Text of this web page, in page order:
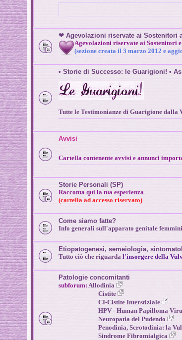
❤ Agevolazioni riservate ai Sostenitori
Agevolazioni riservate ai Sostenitori
(sezione creata il 3 marzo 2012 e
• Storie di Successo: le Guarigioni! •
Tutte le Testimonianze di Guarigione dalla
Avvisi
Cartella contenente avvisi e annunci
Storie Personali (SP)
Racconta qui la tua esperienza
(cartella ad accesso riservato)
Come siamo fatte?
Info generali sull'apparato genitale
Etiopatogenesi, semeiologia,
Tutto ciò che riguardal'insorgere della
Patologie concomitanti
subforum: Allodinia
Cistite
CI-Cistite Interstiziale
HPV - Human Papilloma
Neuropatia del Pudendo
Penodinia, Scrotodinia: la
Sindrome Fibromialgica